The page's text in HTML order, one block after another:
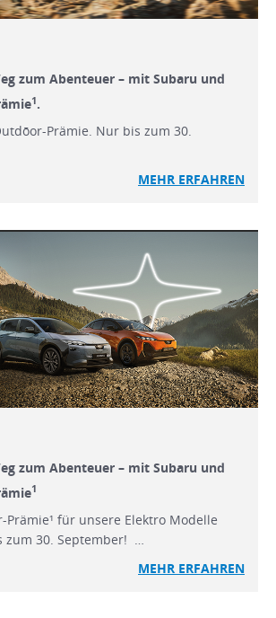
zum Abenteuer – mit Subaru und
1.
Prämie. Nur bis zum 30.
MEHR ERFAHREN
zum Abenteuer – mit Subaru und
1
Prämie¹ für unsere Elektro Modelle
30. September! …
MEHR ERFAHREN